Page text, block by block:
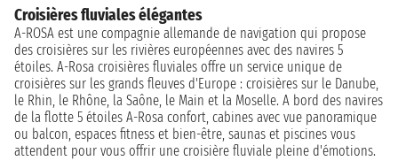
Croisières fluviales élégantes
A-ROSA est une compagnie allemande de navigation qui propose
des croisières sur les rivières européennes avec des navires 5
étoiles. A-Rosa croisières fluviales offre un service unique de
croisières sur les grands fleuves d'Europe : croisières sur le Danube,
le Rhin, le Rhône, la Saône, le Main et la Moselle. A bord des navires
de la flotte 5 étoiles A-Rosa confort, cabines avec vue panoramique
ou balcon, espaces fitness et bien-être, saunas et piscines vous
attendent pour vous offrir une croisière fluviale pleine d'émotions.